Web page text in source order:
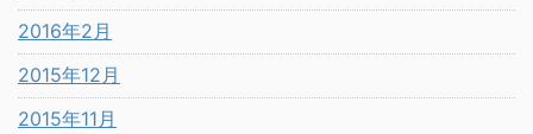
2016年2月
2015年12月
2015年11月